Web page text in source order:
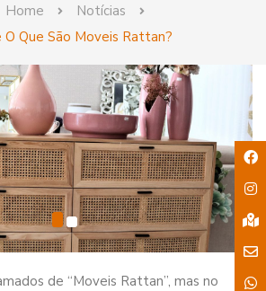
Home
Notícias
O Que São Moveis Rattan?
de “Moveis Rattan”, mas no